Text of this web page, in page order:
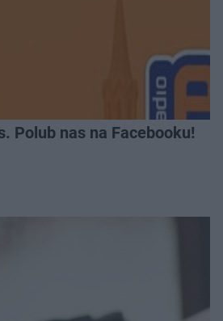
Polub nas na Facebooku!